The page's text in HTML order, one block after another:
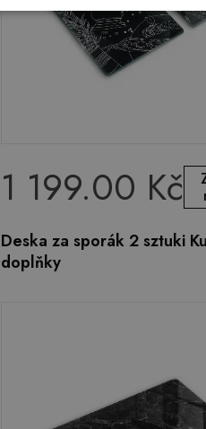
1 199.00 Kč
Deska za sporák 2 sztuki
doplňky